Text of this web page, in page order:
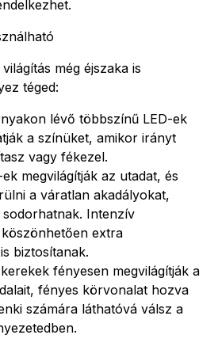
még éjszaka is
téged:
lévő többszínű LED-ek
a színüket, amikor irányt
vagy fékezel.
megvilágítják az utadat, és
a váratlan akadályokat,
sodorhatnak. Intenzív
extra
biztosítanak.
fényesen megvilágítják a
fényes körvonalat hozva
számára láthatóvá válsz a